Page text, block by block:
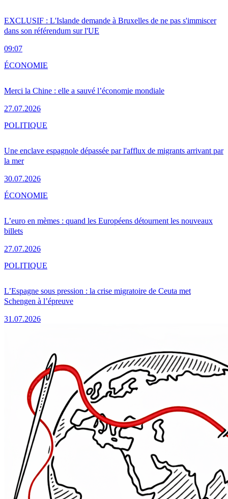
EXCLUSIF : L'Islande demande à Bruxelles de ne pas s'immiscer
dans son référendum sur l'UE
09:07
Merci la Chine : elle a sauvé l’économie mondiale
27.07.2026
ÉCONOMIE
Une enclave espagnole dépassée par l'afflux de migrants arrivant par
la mer
30.07.2026
POLITIQUE
L’euro en mèmes : quand les Européens détournent les nouveaux
billets
27.07.2026
ÉCONOMIE
L’Espagne sous pression : la crise migratoire de Ceuta met
Schengen à l’épreuve
31.07.2026
POLITIQUE